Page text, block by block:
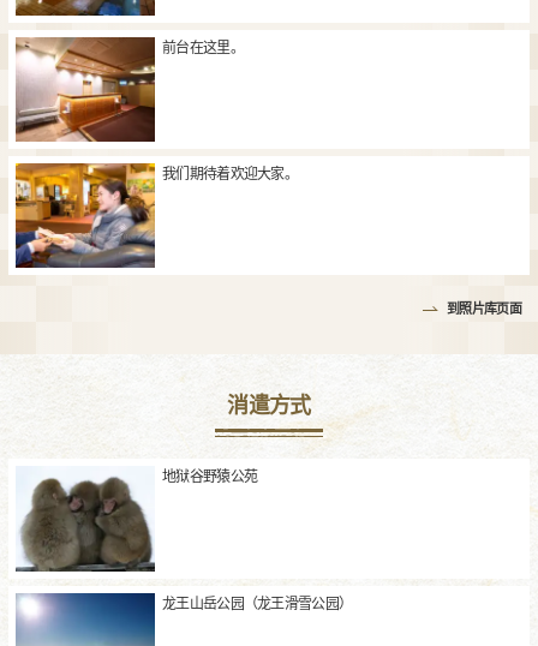
前台在这里。
我们期待着欢迎大家。
到照片库页面
消遣方式
地狱谷野猿公苑
龙王山岳公园（龙王滑雪公园）